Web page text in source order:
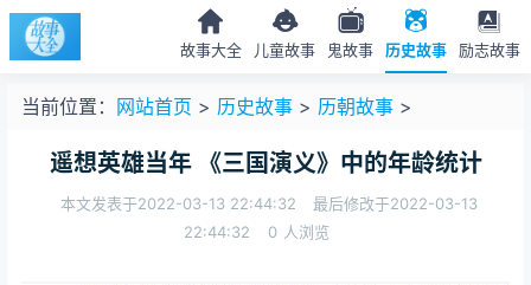
故事大全 儿童故事 鬼故事 历史故事 励志故事
当前位置： 网站首页 > 历史故事 > 历朝故事 >
遥想英雄当年 《三国演义》中的年龄统计
本文发表于2022-03-13 22:44:32
最后修改于2022-03-13
22:44:32
0 人浏览